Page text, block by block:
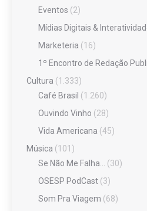
Eventos (2)
Mídias Digitais &
Marketeria (16)
1º Encontro de Redação
Cultura (1.333)
Café Brasil (1.260)
Ouvindo Vinho (28)
Vida Americana (45)
Música (101)
Se Não Me Falha…
(30)
OSESP PodCast (3)
Som Pra Viagem (68)